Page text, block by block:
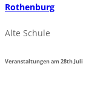
Rothenburg
Alte Schule
Veranstaltungen am28thJuli